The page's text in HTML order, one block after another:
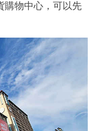
購物中心，可以先